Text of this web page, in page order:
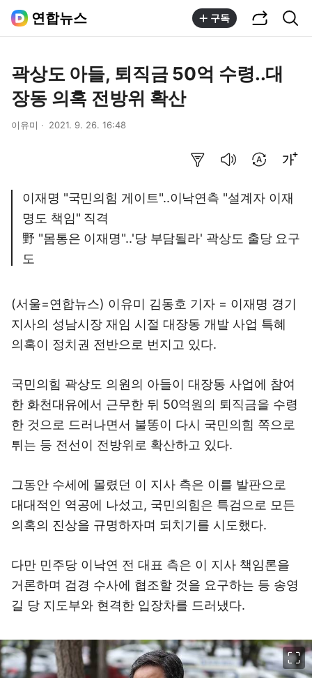
연합뉴스 구독
곽상도 아들, 퇴직금 50억 수령..대
장동 의혹 전방위 확산
이유미 2021. 9. 26. 16:48
이재명 "국민의힘 게이트"..이낙연측 "설계자 이재
명도 책임" 직격
野 "몸통은 이재명"..'당 부담될라' 곽상도 출당 요구
도
(서울=연합뉴스) 이유미 김동호 기자 = 이재명 경기
지사의 성남시장 재임 시절 대장동 개발 사업 특혜
의혹이 정치권 전반으로 번지고 있다.
국민의힘 곽상도 의원의 아들이 대장동 사업에 참여
한 화천대유에서 근무한 뒤 50억원의 퇴직금을 수령
한 것으로 드러나면서 불똥이 다시 국민의힘 쪽으로
튀는 등 전선이 전방위로 확산하고 있다.
그동안 수세에 몰렸던 이 지사 측은 이를 발판으로
대대적인 역공에 나섰고, 국민의힘은 특검으로 모든
의혹의 진상을 규명하자며 되치기를 시도했다.
다만 민주당 이낙연 전 대표 측은 이 지사 책임론을
거론하며 검경 수사에 협조할 것을 요구하는 등 송영
길 당 지도부와 현격한 입장차를 드러냈다.